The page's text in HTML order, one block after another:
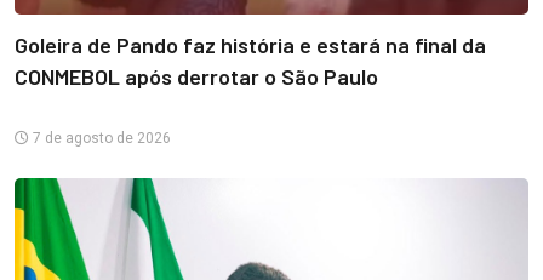
Goleira de Pando faz história e estará na final da
CONMEBOL após derrotar o São Paulo
7 de agosto de 2026